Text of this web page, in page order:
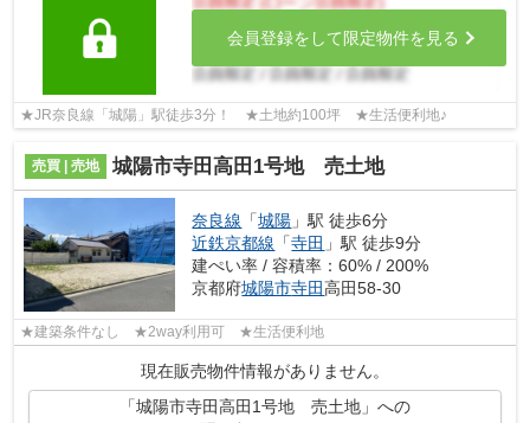
会員登録をして限定物件を見る
★JR奈良線「城陽」駅徒歩3分！ ★土地約100坪 ★生活便利地♪
売買 | 売地 城陽市寺田高田1号地 売土地
奈良線 「城陽 」駅 徒歩6分
近鉄京都線 「寺田 」駅 徒歩9分
建ぺい率 / 容積率：60% / 200%
京都府城陽市寺田高田58-30
★建築条件なし ★2way利用可 ★生活便利地
現在販売物件情報がありません。
「城陽市寺田高田1号地 売土地」への